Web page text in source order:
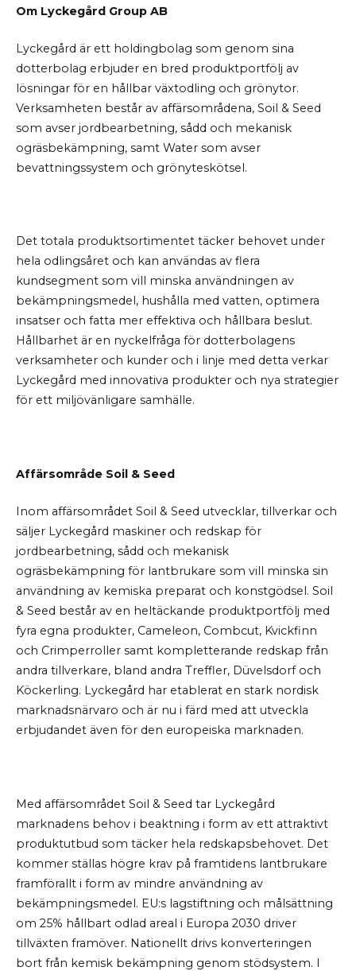
Om Lyckegård Group AB
Lyckegård är ett holdingbolag som genom sina
dotterbolag erbjuder en bred produktportfölj av
lösningar för en hållbar växtodling och grönytor.
Verksamheten består av affärsområdena, Soil & Seed
som avser jordbearbetning, sådd och mekanisk
ogräsbekämpning, samt Water som avser
bevattningssystem och grönyteskötsel.
Det totala produktsortimentet täcker behovet under
hela odlingsåret och kan användas av flera
kundsegment som vill minska användningen av
bekämpningsmedel, hushålla med vatten, optimera
insatser och fatta mer effektiva och hållbara beslut.
Hållbarhet är en nyckelfråga för dotterbolagens
verksamheter och kunder och i linje med detta verkar
Lyckegård med innovativa produkter och nya strategier
för ett miljövänligare samhälle.
Affärsområde Soil & Seed
Inom affärsområdet Soil & Seed utvecklar, tillverkar och
säljer Lyckegård maskiner och redskap för
jordbearbetning, sådd och mekanisk
ogräsbekämpning för lantbrukare som vill minska sin
användning av kemiska preparat och konstgödsel. Soil
& Seed består av en heltäckande produktportfölj med
fyra egna produkter, Cameleon, Combcut, Kvickfinn
och Crimperroller samt kompletterande redskap från
andra tillverkare, bland andra Treffler, Düvelsdorf och
Köckerling. Lyckegård har etablerat en stark nordisk
marknadsnärvaro och är nu i färd med att utveckla
erbjudandet även för den europeiska marknaden.
Med affärsområdet Soil & Seed tar Lyckegård
marknadens behov i beaktning i form av ett attraktivt
produktutbud som täcker hela redskapsbehovet. Det
kommer ställas högre krav på framtidens lantbrukare
framförallt i form av mindre användning av
bekämpningsmedel. EU:s lagstiftning och målsättning
om 25% hållbart odlad areal i Europa 2030 driver
tillväxten framöver. Nationellt drivs konverteringen
bort från kemisk bekämpning genom stödsystem. I